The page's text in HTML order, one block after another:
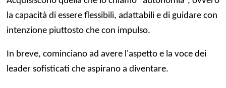
la capacità di essere flessibili, adattabili e di guidare con
intenzione piuttosto che con impulso.
In breve, cominciano ad avere l'aspetto e la voce dei
leader sofisticati che aspirano a diventare.